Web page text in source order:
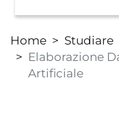
Home
Studiare
Elaborazione
Artificiale